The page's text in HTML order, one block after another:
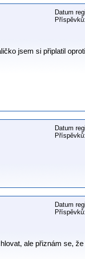
Datum
jsem si připlatil
Datum
Datum
ale přiznám se,